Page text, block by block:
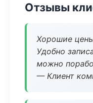
Отзывы
Хорошие
Удобно
можно
— Клиент